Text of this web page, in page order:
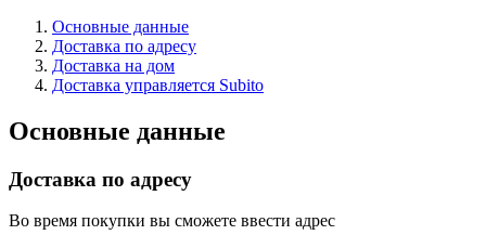
Основные данные
Доставка по адресу
Доставка на дом
Доставка управляется Subito
Основные данные
Доставка по адресу
Во время покупки вы сможете ввести адрес